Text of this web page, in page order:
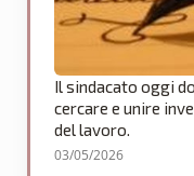
Il sindacato oggi
cercare e unire
del lavoro.
03/05/2026